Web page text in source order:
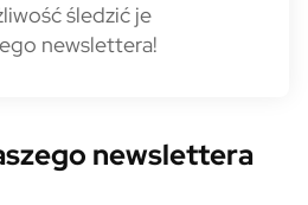
śledzić je
newslettera!
newslettera